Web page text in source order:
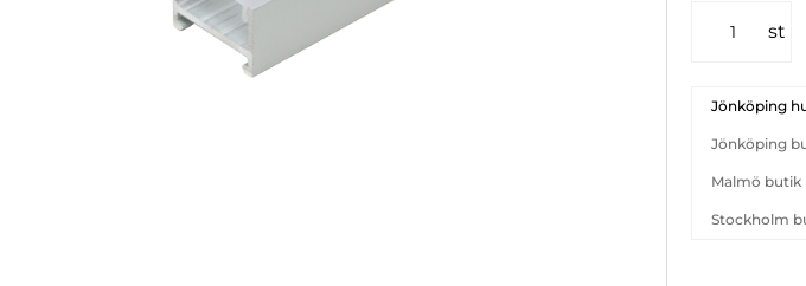
st
Jönköping
Jönköping
Malmö butik
Stockholm